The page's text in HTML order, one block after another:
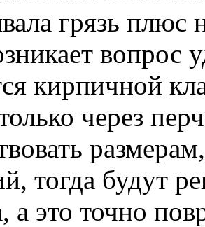
грязь плюс
вопрос
кирпичной
через
тогда будут
а это точно